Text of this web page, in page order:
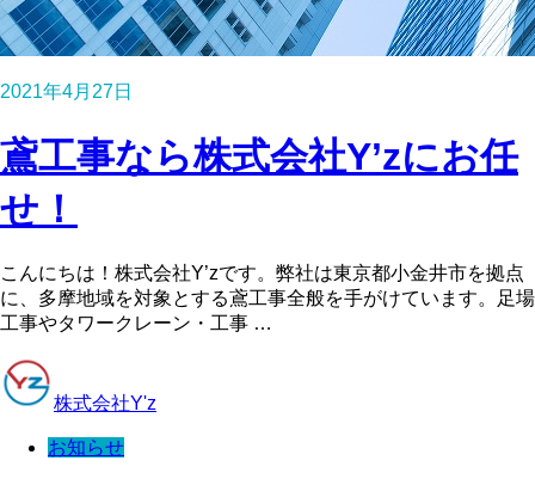
2021年4月27日
鳶工事なら株式会社Y’zにお任
せ！
こんにちは！株式会社Y’zです。弊社は東京都小金井市を拠点
に、多摩地域を対象とする鳶工事全般を手がけています。足場
工事やタワークレーン・工事 …
株式会社Y'z
お知らせ